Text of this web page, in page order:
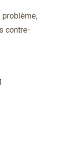
problème,
contre-